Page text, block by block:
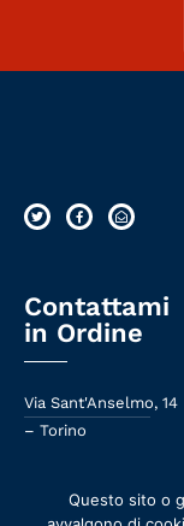
Contattami
in Ordine
Via Sant'Anselmo, 14
– Torino
Questo sito o